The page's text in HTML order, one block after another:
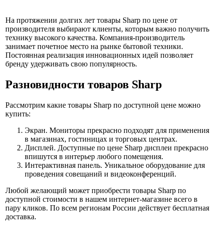
На протяжении долгих лет товары Sharp по цене от
производителя выбирают клиенты, которым важно получить
технику высокого качества. Компания-производитель
занимает почетное место на рынке бытовой техники.
Постоянная реализация инновационных идей позволяет
бренду удерживать свою популярность.
Разновидности товаров Sharp
Рассмотрим какие товары Sharp по доступной цене можно
купить:
Экран. Мониторы прекрасно подходят для применения
в магазинах, гостиницах и торговых центрах.
Дисплей. Доступные по цене Sharp дисплеи прекрасно
впишутся в интерьер любого помещения.
Интерактивная панель. Уникальное оборудование для
проведения совещаний и видеоконференций.
Любой желающий может приобрести товары Sharp по
доступной стоимости в нашем интернет-магазине всего в
пару кликов. По всем регионам России действует бесплатная
доставка.